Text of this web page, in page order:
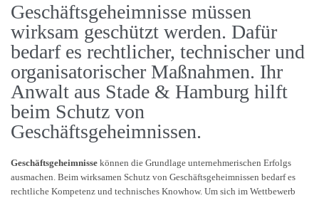
Geschäftsgeheimnisse müssen
wirksam geschützt werden. Dafür
bedarf es rechtlicher, technischer und
organisatorischer Maßnahmen. Ihr
Anwalt aus Stade & Hamburg hilft
beim Schutz von
Geschäftsgeheimnissen.
Geschäftsgeheimnisse können die Grundlage unternehmerischen Erfolgs
ausmachen. Beim wirksamen Schutz von Geschäftsgeheimnissen bedarf es
rechtliche Kompetenz und technisches Knowhow. Um sich im Wettbewerb